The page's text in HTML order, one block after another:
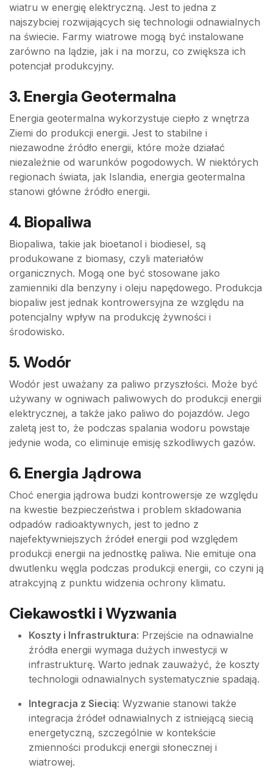
wiatru w energię elektryczną. Jest to jedna z
najszybciej rozwijających się technologii odnawialnych
na świecie. Farmy wiatrowe mogą być instalowane
zarówno na lądzie, jak i na morzu, co zwiększa ich
potencjał produkcyjny.
3. Energia Geotermalna
Energia geotermalna wykorzystuje ciepło z wnętrza
Ziemi do produkcji energii. Jest to stabilne i
niezawodne źródło energii, które może działać
niezależnie od warunków pogodowych. W niektórych
regionach świata, jak Islandia, energia geotermalna
stanowi główne źródło energii.
4. Biopaliwa
Biopaliwa, takie jak bioetanol i biodiesel, są
produkowane z biomasy, czyli materiałów
organicznych. Mogą one być stosowane jako
zamienniki dla benzyny i oleju napędowego. Produkcja
biopaliw jest jednak kontrowersyjna ze względu na
potencjalny wpływ na produkcję żywności i
środowisko.
5. Wodór
Wodór jest uważany za paliwo przyszłości. Może być
używany w ogniwach paliwowych do produkcji energii
elektrycznej, a także jako paliwo do pojazdów. Jego
zaletą jest to, że podczas spalania wodoru powstaje
jedynie woda, co eliminuje emisję szkodliwych gazów.
6. Energia Jądrowa
Choć energia jądrowa budzi kontrowersje ze względu
na kwestie bezpieczeństwa i problem składowania
odpadów radioaktywnych, jest to jedno z
najefektywniejszych źródeł energii pod względem
produkcji energii na jednostkę paliwa. Nie emituje ona
dwutlenku węgla podczas produkcji energii, co czyni ją
atrakcyjną z punktu widzenia ochrony klimatu.
Ciekawostki i Wyzwania
Koszty i Infrastruktura: Przejście na odnawialne
źródła energii wymaga dużych inwestycji w
infrastrukturę. Warto jednak zauważyć, że koszty
technologii odnawialnych systematycznie spadają.
Integracja z Siecią: Wyzwanie stanowi także
integracja źródeł odnawialnych z istniejącą siecią
energetyczną, szczególnie w kontekście
zmienności produkcji energii słonecznej i
wiatrowej.